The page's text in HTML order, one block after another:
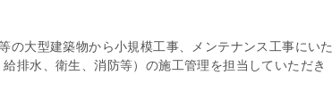
の大型建築物から小規模工事、メンテナンス工事にいた
排水、衛生、消防等）の施工管理を担当していただき